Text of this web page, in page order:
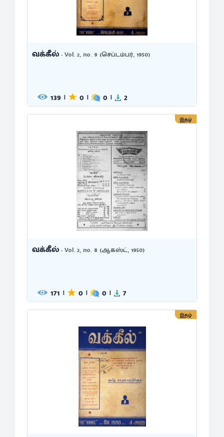
வக்கீல்- Vol. 2, no. 9 (செப்டம்பர், 1950)
139 | 0 | 0 | 2
இதழ்
வக்கீல்- Vol. 2, no. 8 (ஆகஸ்ட், 1950)
171 | 0 | 0 | 7
இதழ்